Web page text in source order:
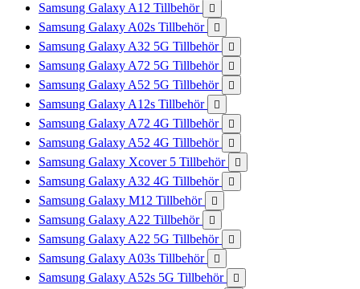
Samsung Galaxy A12 Tillbehör 
Samsung Galaxy A02s Tillbehör 
Samsung Galaxy A32 5G Tillbehör 
Samsung Galaxy A72 5G Tillbehör 
Samsung Galaxy A52 5G Tillbehör 
Samsung Galaxy A12s Tillbehör 
Samsung Galaxy A72 4G Tillbehör 
Samsung Galaxy A52 4G Tillbehör 
Samsung Galaxy Xcover 5 Tillbehör 
Samsung Galaxy A32 4G Tillbehör 
Samsung Galaxy M12 Tillbehör 
Samsung Galaxy A22 Tillbehör 
Samsung Galaxy A22 5G Tillbehör 
Samsung Galaxy A03s Tillbehör 
Samsung Galaxy A52s 5G Tillbehör 